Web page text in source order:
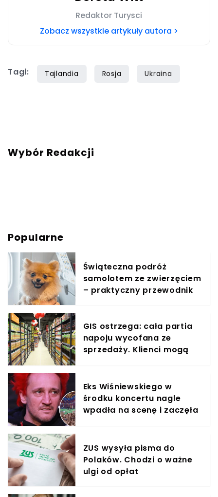
Redaktor Turysci
Zobacz wszystkie artykuły autora >
Tagi: Tajlandia Rosja Ukraina
Wybór Redakcji
Popularne
Świąteczna podróż
samolotem ze zwierzęciem
– praktyczny przewodnik
GIS ostrzega: cała partia
napoju wycofana ze
sprzedaży. Klienci mogą
Eks Wiśniewskiego w
środku koncertu nagle
wpadła na scenę i zaczęła
ZUS wysyła pisma do
Polaków. Chodzi o ważne
ulgi od opłat